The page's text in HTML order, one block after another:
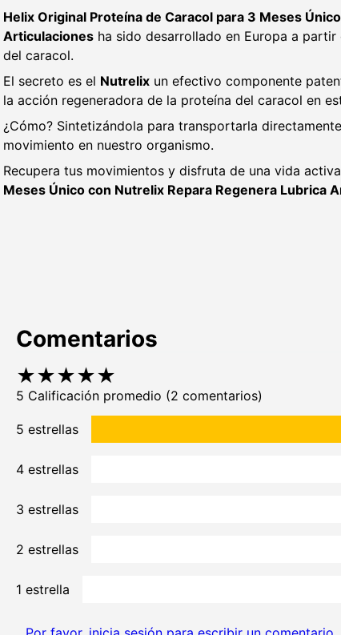
Helix Original Proteína de Caracol para 3 Meses
Articulaciones ha sido desarrollado en Europa a
del caracol.
El secreto es el Nutrelix un efectivo componente
la acción regeneradora de la proteína del caracol en
¿Cómo? Sintetizándola para transportarla
movimiento en nuestro organismo.
Recupera tus movimientos y disfruta de una vida
Meses Único con Nutrelix Repara Regenera Lubrica
Comentarios
★★★★★
5 Calificación promedio (2 comentarios)
5 estrellas
4 estrellas
3 estrellas
2 estrellas
1 estrella